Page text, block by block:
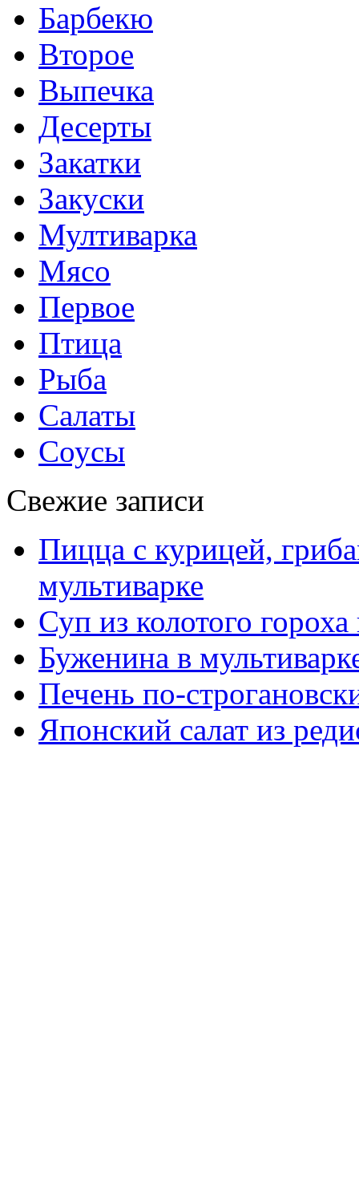
Барбекю
Второе
Выпечка
Десерты
Закатки
Закуски
Мултиварка
Мясо
Первое
Птица
Рыба
Салаты
Соусы
Свежие записи
Пицца с курицей,
мультиварке
Суп из колотого
Буженина в
Печень по-
Японский салат из